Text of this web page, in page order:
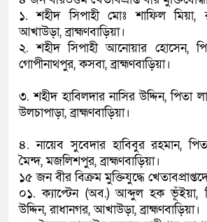
১. শহীদ সিপাহী মোঃ শাফিল
আখাউড়া, ব্রাহ্মণবাড়িয়া।
২. শহীদ সিপাহী আনোয়ার হোসেন,
গোপীনাথপুর, কসবা, ব্রাহ্মণবাড়িয়া।
৩. শহীদ হাবিলদার নাসির উদ্দিন, পিতা
উলচাপাড়া, ব্রাহ্মণবাড়িয়া।
৪. নায়েব সুবেদার হাবিবুর রহমান,
মৈন্দ, মজলিশপুর, ব্রাহ্মণবাড়িয়া।
১৫ জন বীর বিক্রম মুক্তিযুদ্ধে
০১. ক্যাপ্টেন (অব.) আব্দুল হক ভূঁইয়া,
উদ্দিন, রাধানগর, আখাউড়া, ব্রাহ্মণবাড়িয়া।